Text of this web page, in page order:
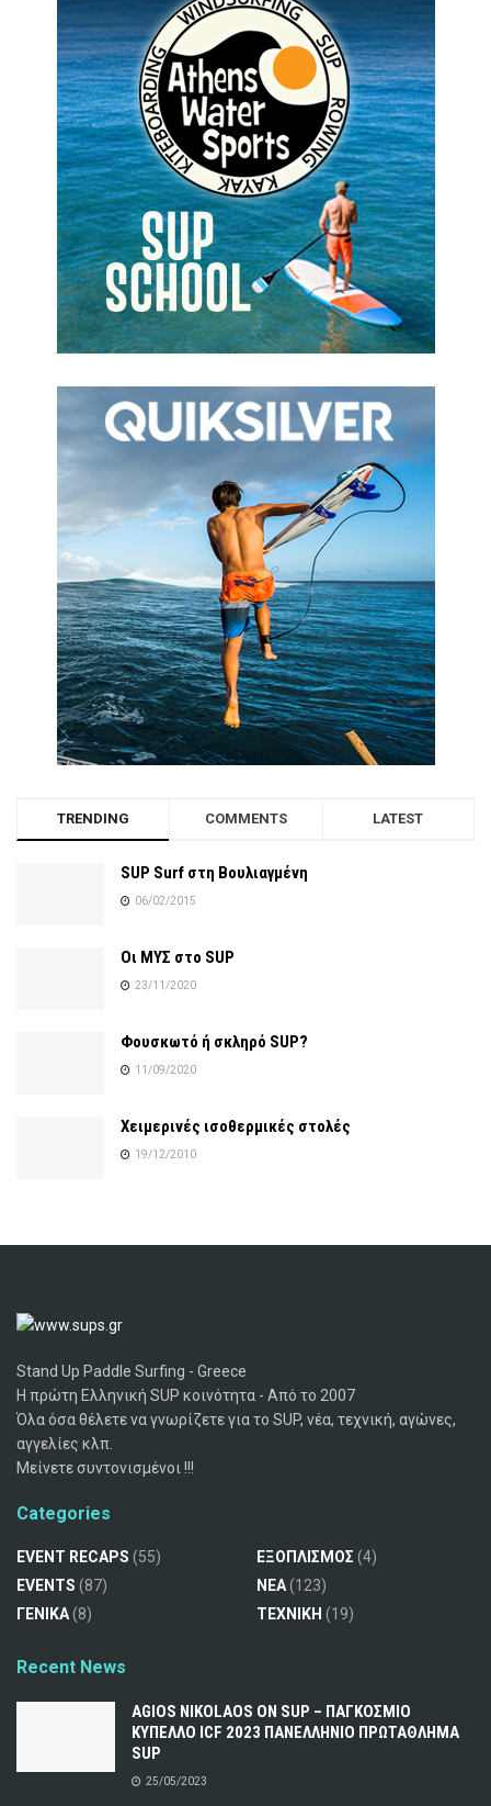
TRENDING COMMENTS LATEST
SUP Surf στη Βουλιαγμένη
06/02/2015
Οι ΜΥΣ στο SUP
23/11/2020
Φουσκωτό ή σκληρό SUP?
11/09/2020
Χειμερινές ισοθερμικές στολές
19/12/2010
Stand Up Paddle Surfing - Greece
Η πρώτη Ελληνική SUP κοινότητα - Από το 2007
Όλα όσα θέλετε να γνωρίζετε για το SUP, νέα, τεχνική, αγώνες,
αγγελίες κλπ.
Μείνετε συντονισμένοι !!!
Categories
EVENT RECAPS (55)
EVENTS (87)
ΓΕΝΙΚΑ(8)
ΕΞΟΠΛΙΣΜΟΣ (4)
ΝΕΑ(123)
ΤΕΧΝΙΚΗ (19)
Recent News
AGIOS NIKOLAOS ON SUP – ΠΑΓΚΟΣΜΙΟ
ΚΥΠΕΛΛΟ ICF 2023 ΠΑΝΕΛΛΗΝΙΟ ΠΡΩΤΑΘΛΗΜΑ
SUP
25/05/2023